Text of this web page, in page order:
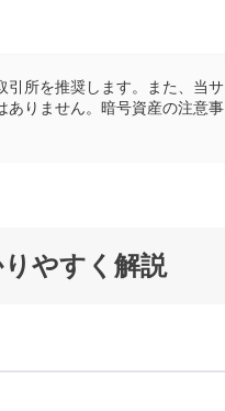
引所を推奨します。また、当サ
ありません。暗号資産の注意事
やすく解説